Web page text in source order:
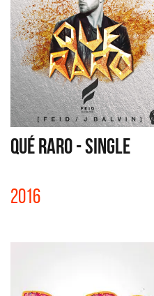
QUÉ RARO - SINGLE
2016